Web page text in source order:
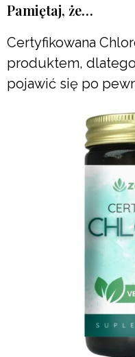
Pamiętaj, że…
Certyfikowana
produktem,
pojawić się po